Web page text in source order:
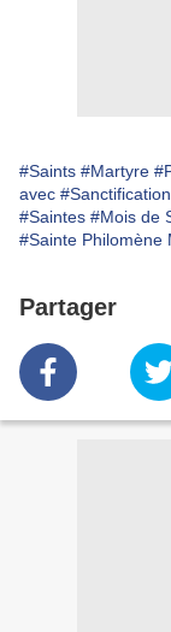
#Saints #Martyre
avec
#Saintes #Mois de
#Sainte Philomène
Partager